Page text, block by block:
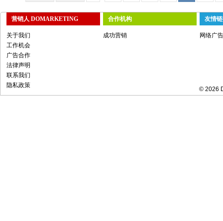
营销人 DOMARKETING
关于我们
工作机会
广告合作
法律声明
联系我们
隐私政策
合作机构
成功营销
友情
网络广
© 2026